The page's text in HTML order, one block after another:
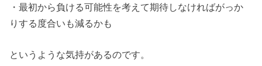
・最初から負ける可能性を考えて期待しなければがっか
りする度合いも減るかも
というような気持があるのです。